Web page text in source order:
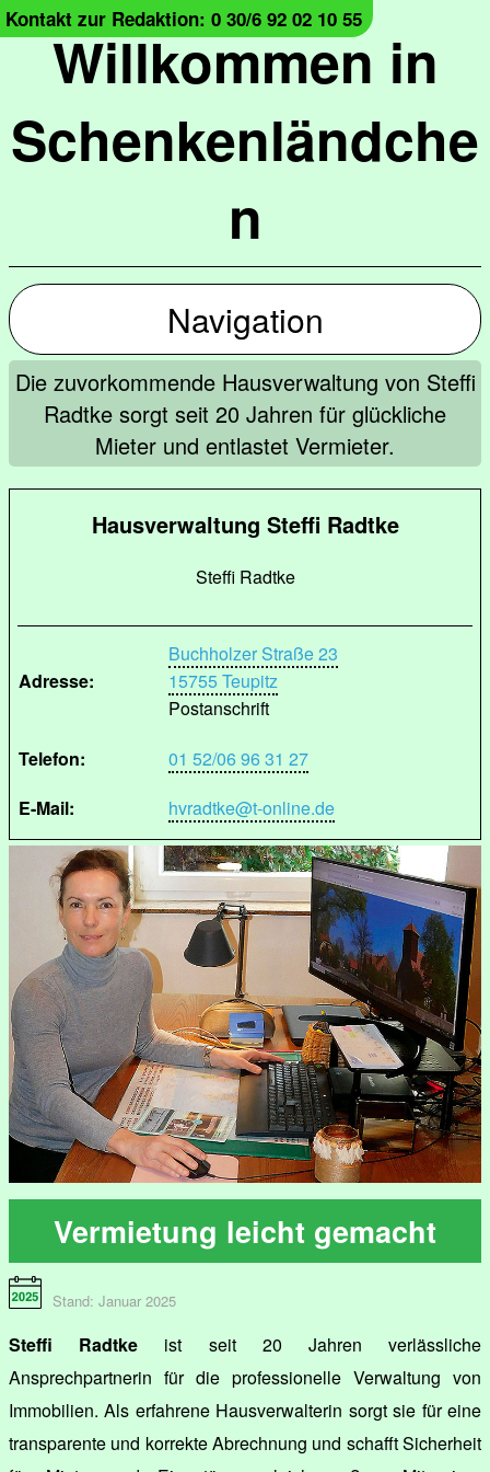
Willkommen in
Schenkenländche
n
Kontakt zur Redaktion: 0 30/6 92 02 10 55
Navigation
Die zuvorkommende Hausverwaltung von Steffi
Radtke sorgt seit 20 Jahren für glückliche
Mieter und entlastet Vermieter.
Hausverwaltung Steffi Radtke
Steffi Radtke
Adresse:
Buchholzer Straße 23
15755 Teupitz
Postanschrift
Telefon:
01 52/06 96 31 27
E-Mail:
hvradtke@t-online.de
Vermietung leicht gemacht
Stand: Januar 2025
Steffi Radtke ist seit 20 Jahren verlässliche
Ansprechpartnerin für die professionelle Verwaltung von
Immobilien. Als erfahrene Hausverwalterin sorgt sie für eine
transparente und korrekte Abrechnung und schafft Sicherheit